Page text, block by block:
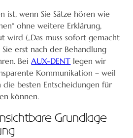
ist, wenn Sie Sätze hören wie
ohne weitere Erklärung,
wird („Das muss sofort gemacht
erst nach der Behandlung
BeiAUX-DENT legen wir
Kommunikation – weil
besten Entscheidungen für
können.
Grundlage